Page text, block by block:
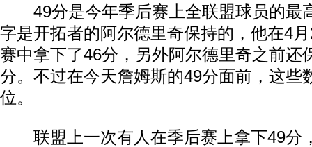
49分是今年季后赛上全联盟球员的最
字是开拓者的阿尔德里奇保持的，他在4
赛中拿下了46分，另外阿尔德里奇之前还
分。不过在今天詹姆斯的49分面前，这些
位。
联盟上一次有人在季后赛上拿下49分